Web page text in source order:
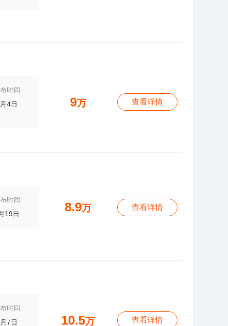
时间
4日
9万 查看详情
时间
19日
8.9万 查看详情
时间
7日
10.5万 查看详情